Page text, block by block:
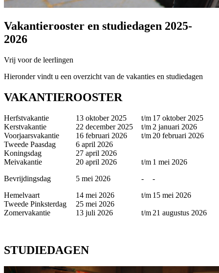
Vakantierooster en studiedagen 2025-
2026
Vrij voor de leerlingen
Hieronder vindt u een overzicht van de vakanties en studiedagen
VAKANTIEROOSTER
Herfstvakantie 13 oktober 2025 t/m 17 oktober 2025
Kerstvakantie
22 december 2025 t/m 2 januari 2026
Voorjaarsvakantie
16 februari 2026 t/m 20 februari 2026
Tweede Paasdag
6 april 2026
Koningsdag
27 april 2026
Meivakantie
Bevrijdingsdag
20 april 2026
5 mei 2026
t/m
-
1 mei 2026
-
Hemelvaart
14 mei 2026 t/m 15 mei 2026
Tweede Pinksterdag
25 mei 2026
Zomervakantie
13 juli 2026 t/m 21 augustus 2026
STUDIEDAGEN